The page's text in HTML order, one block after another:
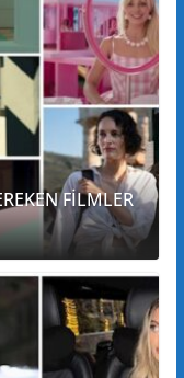
FİLMLER